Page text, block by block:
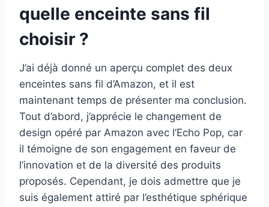
quelle enceinte sans fil
choisir ?
J’ai déjà donné un aperçu complet des deux
enceintes sans fil d’Amazon, et il est
maintenant temps de présenter ma conclusion.
Tout d’abord, j’apprécie le changement de
design opéré par Amazon avec l’Echo Pop, car
il témoigne de son engagement en faveur de
l’innovation et de la diversité des produits
proposés. Cependant, je dois admettre que je
suis également attiré par l’esthétique sphérique